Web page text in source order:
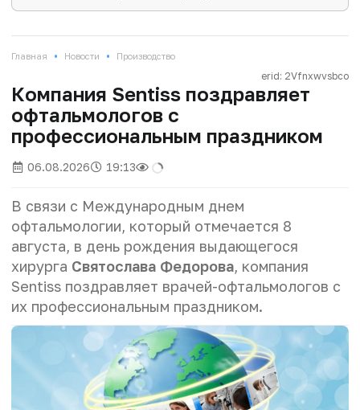
Главная • Новости • Производство
erid: 2Vfnxwvsbco
Компания Sentiss поздравляет
офтальмологов с
профессиональным праздником
06.08.2026 19:13
В связи с Международным днем
офтальмологии, который отмечается 8
августа, в день рождения выдающегося
хирурга Святослава Федорова, компания
Sentiss поздравляет врачей-офтальмологов с
их профессиональным праздником.